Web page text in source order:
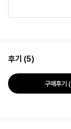
후기 (5)
구매후기